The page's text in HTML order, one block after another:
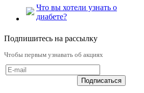
Что вы хотели узнать о
диабете?
Подпишитесь на рассылку
Чтобы первым узнавать об акциях